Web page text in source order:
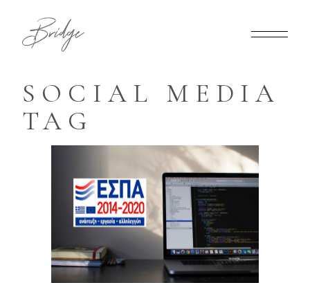
SOCIAL MEDIA
TAG